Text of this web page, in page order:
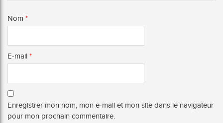
Nom *
E-mail *
Enregistrer mon nom, mon e-mail et mon site dans le navigateur
pour mon prochain commentaire.